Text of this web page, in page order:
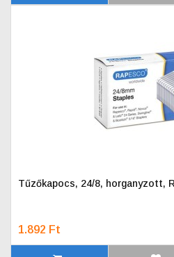
Tűzőkapocs, 24/8, horganyzott,
1.892 Ft